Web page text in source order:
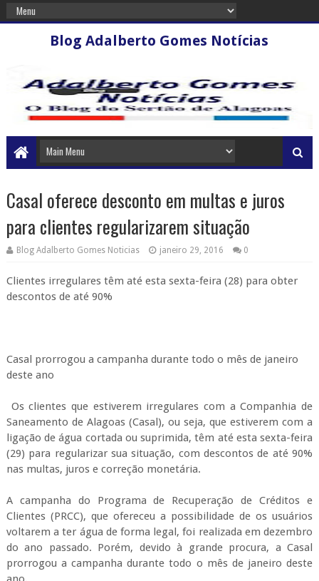
Blog Adalberto Gomes Notícias
Casal oferece desconto em multas e juros
para clientes regularizarem situação
Blog Adalberto Gomes Noticias janeiro 29, 2016 0
Clientes irregulares têm até esta sexta-feira (28) para obter
descontos de até 90%
Casal prorrogou a campanha durante todo o mês de janeiro
deste ano
Os clientes que estiverem irregulares com a Companhia de
Saneamento de Alagoas (Casal), ou seja, que estiverem com a
ligação de água cortada ou suprimida, têm até esta sexta-feira
(29) para regularizar sua situação, com descontos de até 90%
nas multas, juros e correção monetária.
A campanha do Programa de Recuperação de Créditos e
Clientes (PRCC), que ofereceu a possibilidade de os usuários
voltarem a ter água de forma legal, foi realizada em dezembro
do ano passado. Porém, devido à grande procura, a Casal
prorrogou a campanha durante todo o mês de janeiro deste